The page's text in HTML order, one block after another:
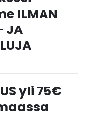
ILMAN
JA
yli 75€